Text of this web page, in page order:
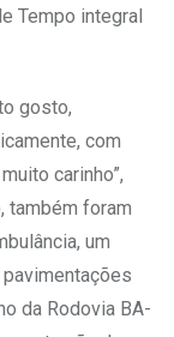
Tempo integral
gosto,
com
carinho”,
também foram
um
da Rodovia BA-